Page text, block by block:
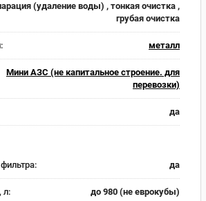
(удаление воды) , тонкая очистка ,
грубая очистка
металл
Мини АЗС (не капитальное строение. для
перевозки)
да
да
л: до 980 (не еврокубы)